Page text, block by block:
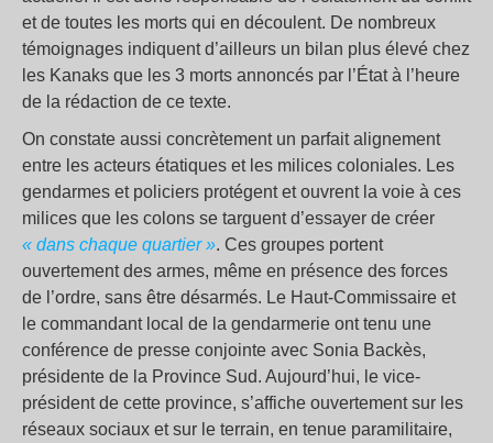
et de toutes les morts qui en découlent. De nombreux
témoignages indiquent d’ailleurs un bilan plus élevé chez
les Kanaks que les 3 morts annoncés par l’État à l’heure
de la rédaction de ce texte.
On constate aussi concrètement un parfait alignement
entre les acteurs étatiques et les milices coloniales. Les
gendarmes et policiers protégent et ouvrent la voie à ces
milices que les colons se targuent d’essayer de créer
« dans chaque quartier ». Ces groupes portent
ouvertement des armes, même en présence des forces
de l’ordre, sans être désarmés. Le Haut-Commissaire et
le commandant local de la gendarmerie ont tenu une
conférence de presse conjointe avec Sonia Backès,
présidente de la Province Sud. Aujourd’hui, le vice-
président de cette province, s’affiche ouvertement sur les
réseaux sociaux et sur le terrain, en tenue paramilitaire,